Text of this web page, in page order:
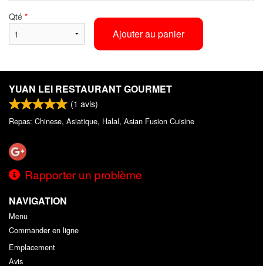
Qté *
Ajouter au panier
YUAN LEI RESTAURANT GOURMET
(1 avis)
Repas: Chinese, Asiatique, Halal, Asian Fusion Cuisine
Rapporter un problème
NAVIGATION
Menu
Commander en ligne
Emplacement
Avis